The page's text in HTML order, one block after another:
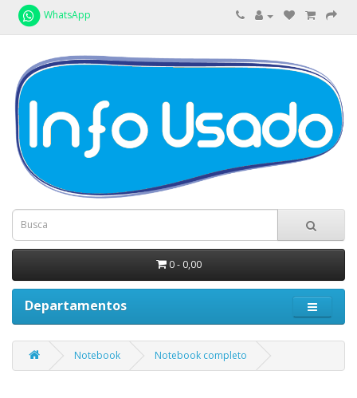
WhatsApp
0 - 0,00
Departamentos
Notebook Notebook completo